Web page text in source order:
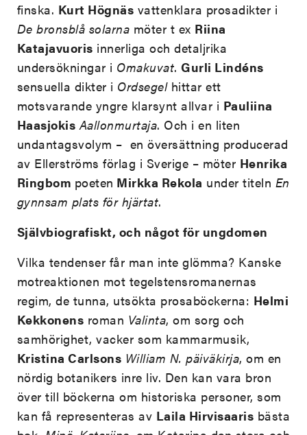
finska. Kurt Högnäs vattenklara prosadikter i
De bronsblå solarna möter t ex Riina
Katajavuoris innerliga och detaljrika
undersökningar i Omakuvat.Gurli Lindéns
sensuella dikter i Ordsegelhittar ett
motsvarande yngre klarsynt allvar i Pauliina
Haasjokis Aallonmurtaja. Och i en liten
undantagsvolym – en översättning producerad
av Ellerströms förlag i Sverige – möter Henrika
Ringbom poeten Mirkka Rekola under titeln En
gynnsam plats för hjärtat.
Självbiografiskt, och något för ungdomen
Vilka tendenser får man inte glömma? Kanske
motreaktionen mot tegelstensromanernas
regim, de tunna, utsökta prosaböckerna: Helmi
Kekkonens roman Valinta, om sorg och
samhörighet, vacker som kammarmusik,
Kristina Carlsons William N. päiväkirja, om en
nördig botanikers inre liv. Den kan vara bron
över till böckerna om historiska personer, som
kan få representeras av Laila Hirvisaaris bästa